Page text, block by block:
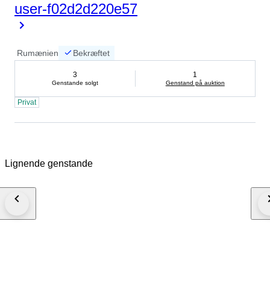
user-f02d2d220e57
Rumænien Bekræftet
3
Genstande solgt
1
Genstand på auktion
Privat
Lignende genstande